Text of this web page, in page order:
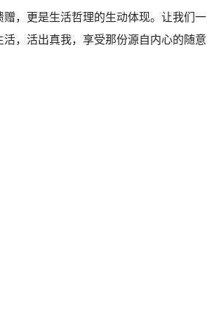
，更是生活哲理的生动体现。让我们一
，活出真我，享受那份源自内心的随意